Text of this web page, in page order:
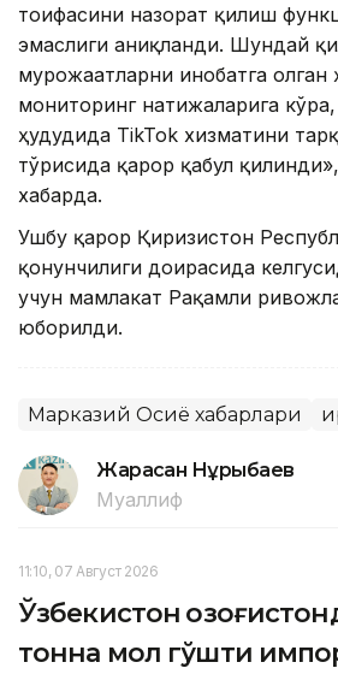
тоифасини назорат қилиш
эмаслиги аниқланди. Шундай
мурожаатларни инобатга олган
мониторинг натижаларига кўра,
ҳудудида TikTok хизматини
тўғрисида қарор қабул
хабарда.
Ушбу қарор Қирғизистон
қонунчилиги доирасида
учун мамлакат Рақамли
юборилди.
Марказий Осиё хабарлари
Жарасқан Нұрыбаев
Муаллиф
11:10, 07 Август 2026
Ўзбекистон
тонна мол гўшти